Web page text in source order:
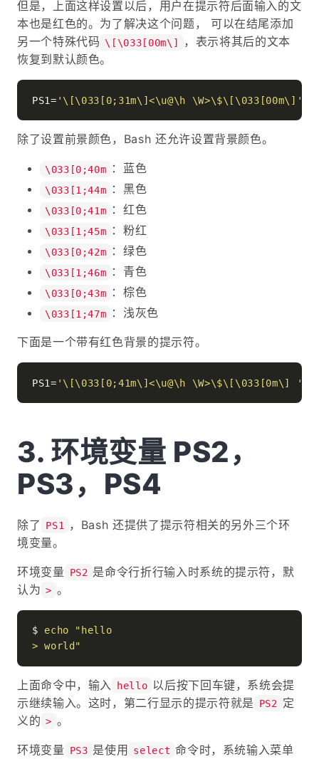
但是，上面这样设置以后，用户在提示符后面输入的文
本也是红色的。为了解决这个问题， 可以在结尾添加
另一个特殊代码 \[\033[00m\]
，表示将其后的文本
恢复到默认颜色。
PS1= '\[\033[0;31m\]<\u@\h \W>\$\[\033[00m\]'
除了设置前景颜色，Bash 还允许设置背景颜色。
\033[0;40m ：蓝色
\033[1;44m ：黑色
\033[0;41m ：红色
\033[1;45m ：粉红
\033[0;42m ：绿色
\033[1;46m ：青色
\033[0;43m ：棕色
\033[1;47m ：浅灰色
下面是一个带有红色背景的提示符。
PS1= '\[\033[0;41m\]<\u@\h \W>\$\[\033[0m\] '
环境变量 PS2，
PS3，PS4
除了 PS1
，Bash 还提供了提示符相关的另外三个环
境变量。
环境变量 PS2 是命令行折行输入时系统的提示符，默
认为 > 。
$ echo
"hello
> world"
上面命令中，输入 hello 以后按下回车键，系统会提
示继续输入。这时，第二行显示的提示符就是
PS2
定
义的 > 。
环境变量 PS3 是使用 select 命令时，系统输入菜单